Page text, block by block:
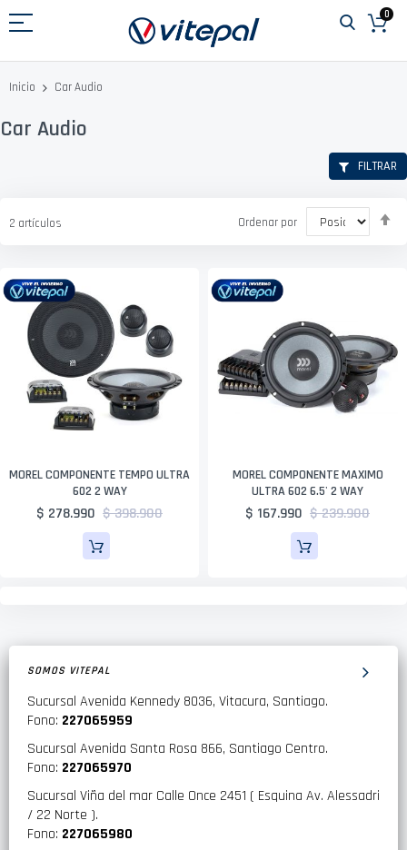
al
0
Inicio Car Audio
Car Audio
2 artículos Ordenar por
MOREL COMPONENTE TEMPO ULTRA
602 2 WAY
$ 278.990 $ 398.900
MOREL COMPONENTE MAXIMO
ULTRA 602 6.5' 2 WAY
$ 167.990 $ 239.900
FILTRAR
SOMOS VITEPAL
Sucursal Avenida Kennedy 8036, Vitacura, Santiago.
Fono: 227065959
Sucursal Avenida Santa Rosa 866, Santiago Centro.
Fono: 227065970
Sucursal Viña del mar Calle Once 2451 ( Esquina Av. Alessadri
/ 22 Norte ).
Fono: 227065980